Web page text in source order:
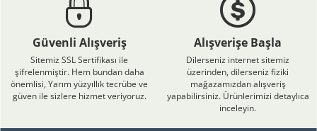
Güvenli Alışveriş
Sitemiz SSL Sertifikası ile
şifrelenmiştir. Hem bundan daha
önemlisi, Yarım yüzyıllık tecrübe ve
güven ile sizlere hizmet veriyoruz.
Alışverişe Başla
Dilerseniz internet sitemiz
üzerinden, dilerseniz fiziki
mağazamızdan alışveriş
yapabilirsiniz. Ürünlerimizi detaylıca
inceleyin.